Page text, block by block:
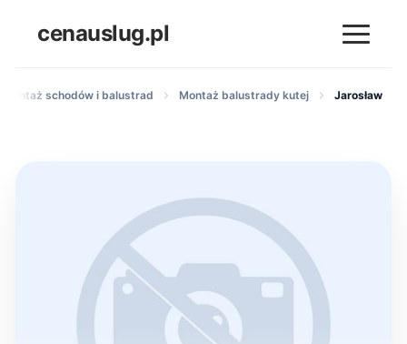
cenauslug.pl
montaż schodów i balustrad Montaż balustrady kutej Jarosław